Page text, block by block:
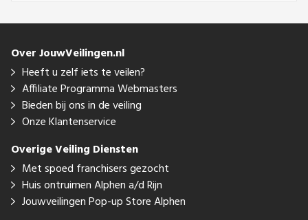
Over JouwVeilingen.nl
Heeft u zelf iets te veilen?
Affiliate Programma Webmasters
Bieden bij ons in de veiling
Onze Klantenservice
Overige Veiling Diensten
Met spoed franchisers gezocht
Huis ontruimen Alphen a/d Rijn
Jouwveilingen Pop-up Store Alphen